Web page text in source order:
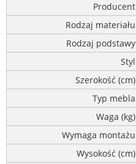
Producent
Rodzaj materiału
Rodzaj podstawy
Styl
Szerokość (cm)
Typ mebla
Waga (kg)
Wymaga montażu
Wysokość (cm)